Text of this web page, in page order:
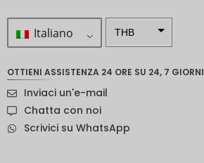
Italiano THB
neozelan
OTTIENI ASSISTENZA 24 ORE SU 24, 7
Inviaci un'e-mail
Chatta con noi
Scrivici su WhatsApp